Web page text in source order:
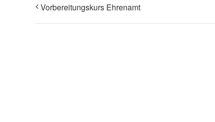
Vorbereitungskurs Ehrenamt